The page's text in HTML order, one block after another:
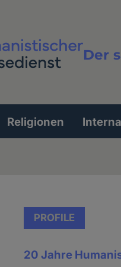
Der
Religionen
PROFILE
20 Jahre